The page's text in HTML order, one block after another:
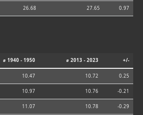
26.68 27.65 0.97
⌀ 1940 - 1950 ⌀ 2013 - 2023 +/-
10.47 10.72 0.25
10.97 10.76 -0.21
11.07 10.78 -0.29